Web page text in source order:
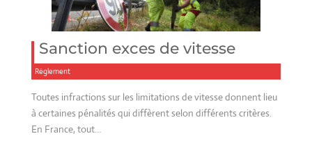
Sanction exces de vitesse
Réglement
Toutes infractions sur les limitations de vitesse donnent lieu
à certaines pénalités qui diffèrent selon différents critères.
En France, tout…